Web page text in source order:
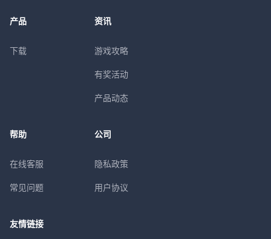
产品
下载
资讯
游戏攻略
有奖活动
产品动态
帮助
在线客服
常见问题
公司
隐私政策
用户协议
友情链接